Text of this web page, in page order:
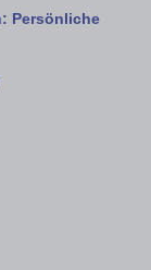
Persönliche